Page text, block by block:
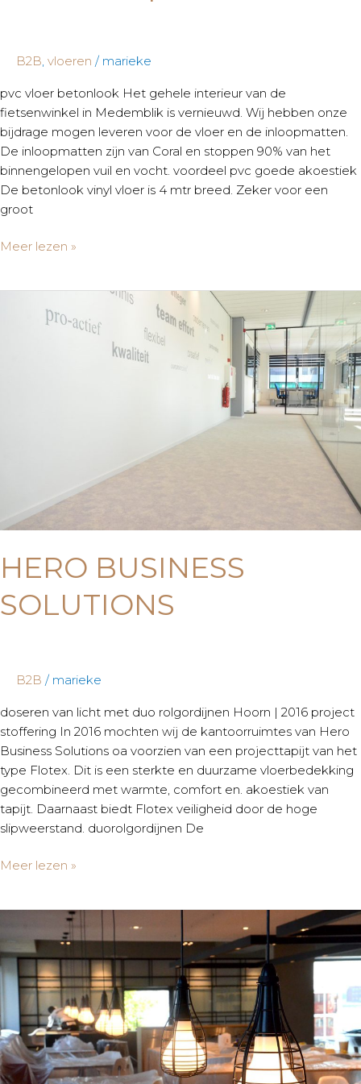
B2B, vloeren / marieke
pvc vloer betonlook Het gehele interieur van de
fietsenwinkel in Medemblik is vernieuwd. Wij hebben onze
bijdrage mogen leveren voor de vloer en de inloopmatten.
De inloopmatten zijn van Coral en stoppen 90% van het
binnengelopen vuil en vocht. voordeel pvc goede akoestiek
De betonlook vinyl vloer is 4 mtr breed. Zeker voor een
groot
Meer lezen »
HERO BUSINESS
SOLUTIONS
B2B / marieke
doseren van licht met duo rolgordijnen Hoorn | 2016 project
stoffering In 2016 mochten wij de kantoorruimtes van Hero
Business Solutions oa voorzien van een projecttapijt van het
type Flotex. Dit is een sterkte en duurzame vloerbedekking
gecombineerd met warmte, comfort en. akoestiek van
tapijt. Daarnaast biedt Flotex veiligheid door de hoge
slipweerstand. duorolgordijnen De
Business
Meer lezen »
bedrijfskantine
Havengebouw
|
Amsterdam